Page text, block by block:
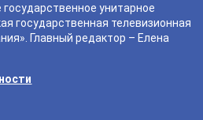
унитарное
государственная телевизионная
Главный редактор – Елена